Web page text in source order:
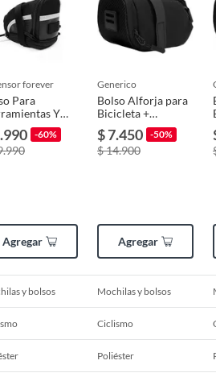
Se proporcioára para aquellos
productos adquiridos por el
Usuario en casos de fallas o
materiales, partes o piezas,
durante el plazo de tres meses
desde la recepción del
producto, ésta dará derecho al
usuario a la reparación, cambio
forever
Para
Y
-60%
Agregar
generico
Bolso Alforja para
Bicicleta +
Fijaciones para
Sillín
$ 7.450 -50%
$ 14.900
Agregar
y bolsos Mochilas y bolsos
Ciclismo
Poliéster